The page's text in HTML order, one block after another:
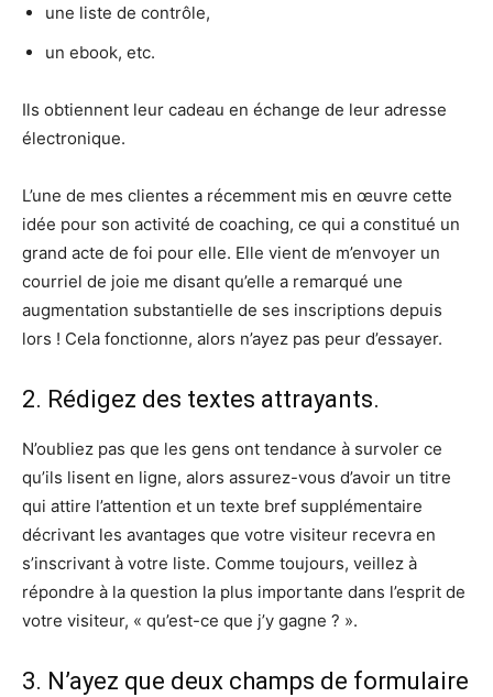
une liste de contrôle,
un ebook, etc.
Ils obtiennent leur cadeau en échange de leur adresse
électronique.
L’une de mes clientes a récemment mis en œuvre cette
idée pour son activité de coaching, ce qui a constitué un
grand acte de foi pour elle. Elle vient de m’envoyer un
courriel de joie me disant qu’elle a remarqué une
augmentation substantielle de ses inscriptions depuis
lors ! Cela fonctionne, alors n’ayez pas peur d’essayer.
2. Rédigez des textes attrayants.
N’oubliez pas que les gens ont tendance à survoler ce
qu’ils lisent en ligne, alors assurez-vous d’avoir un titre
qui attire l’attention et un texte bref supplémentaire
décrivant les avantages que votre visiteur recevra en
s’inscrivant à votre liste. Comme toujours, veillez à
répondre à la question la plus importante dans l’esprit de
votre visiteur, « qu’est-ce que j’y gagne ? ».
3. N’ayez que deux champs de formulaire